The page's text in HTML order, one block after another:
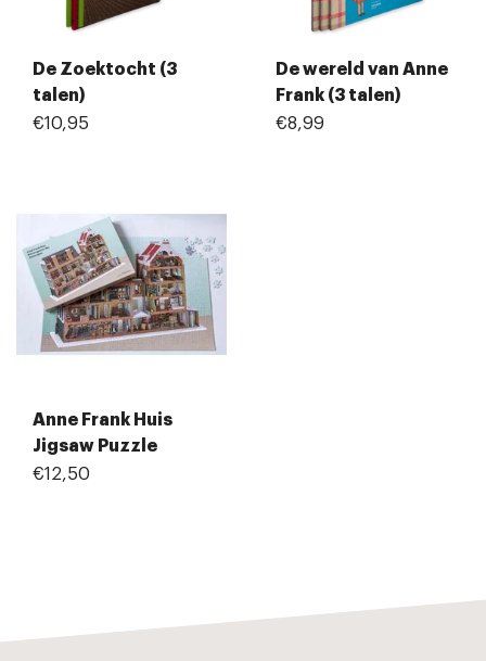
De Zoektocht (3
talen)
€10,95
De wereld van Anne
Frank (3 talen)
€8,99
Anne Frank Huis
Jigsaw Puzzle
€12,50